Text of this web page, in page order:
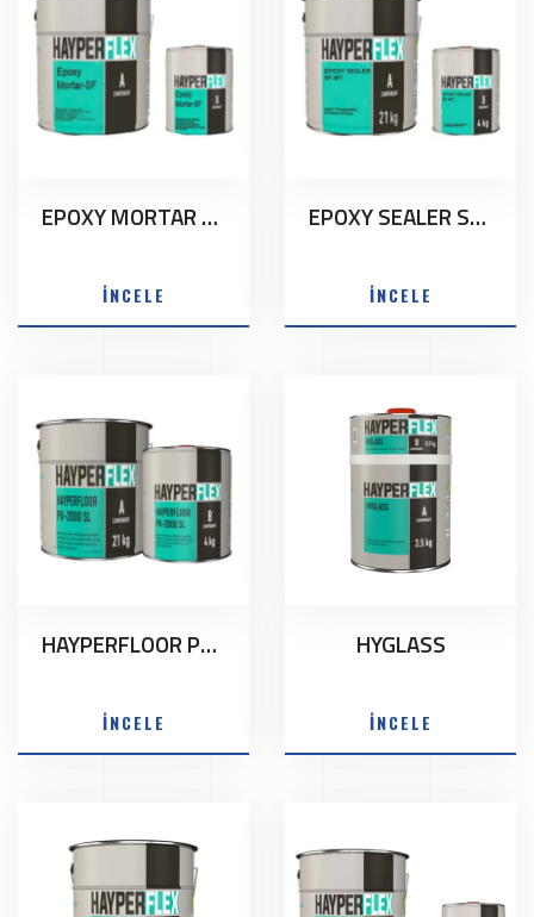
EPOXY MORTAR SF
İNCELE
EPOXY SEALER SF-MT
İNCELE
HAYPERFLOOR PU-2000 SL
İNCELE
HYGLASS
İNCELE